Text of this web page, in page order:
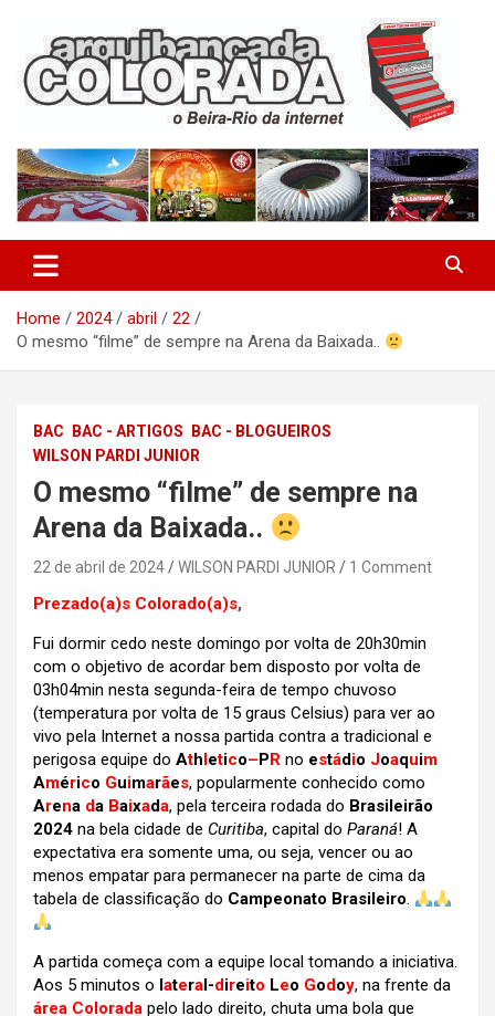
content
Arquibancada Colorada
Home 2024 abril
22
O mesmo “filme” de sempre na Arena da Baixada..
BAC BAC - ARTIGOS
BAC - BLOGUEIROS
WILSON PARDI JUNIOR
O mesmo “filme” de sempre na
Arena da Baixada..
22 de abril de 2024 WILSON PARDI JUNIOR 1 Comment
Prezado(a)s Colorado(a)s,
Fui dormir cedo neste domingo por volta de 20h30min
com o objetivo de acordar bem disposto por volta de
03h04min nesta segunda-feira de tempo chuvoso
(temperatura por volta de 15 graus Celsius) para ver ao
vivo pela Internet a nossa partida contra a tradicional e
perigosa equipe do Athletico–PR no estádio Joaquim
Américo Guimarães, popularmente conhecido como
Arena da Baixada, pela terceira rodada do Brasileirão
2024 na bela cidade de Curitiba, capital do Paraná! A
expectativa era somente uma, ou seja, vencer ou ao
menos empatar para permanecer na parte de cima da
tabela de classificação do Campeonato Brasileiro.
A partida começa com a equipe local tomando a iniciativa.
Aos 5 minutos o lateral-direito Leo Godoy, na frente da
área Colorada pelo lado direito, chuta uma bola que